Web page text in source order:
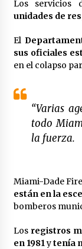
Los servicios
unidades de
El
sus oficiales
en el colapso
“Varias
todo
la fuerza.
Miami-Dade
están en la
bomberos
Los registros
en 1981ytenía